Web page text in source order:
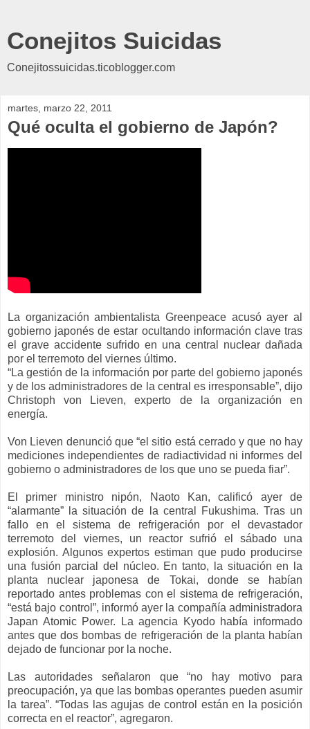
Conejitos Suicidas
Conejitossuicidas.ticoblogger.com
martes, marzo 22, 2011
Qué oculta el gobierno de Japón?
La organización ambientalista Greenpeace acusó ayer al
gobierno japonés de estar ocultando información clave tras
el grave accidente sufrido en una central nuclear dañada
por el terremoto del viernes último.
“La gestión de la información por parte del gobierno japonés
y de los administradores de la central es irresponsable”, dijo
Christoph von Lieven, experto de la organización en
energía.
Von Lieven denunció que “el sitio está cerrado y que no hay
mediciones independientes de radiactividad ni informes del
gobierno o administradores de los que uno se pueda fiar”.
El primer ministro nipón, Naoto Kan, calificó ayer de
“alarmante” la situación de la central Fukushima. Tras un
fallo en el sistema de refrigeración por el devastador
terremoto del viernes, un reactor sufrió el sábado una
explosión. Algunos expertos estiman que pudo producirse
una fusión parcial del núcleo. En tanto, la situación en la
planta nuclear japonesa de Tokai, donde se habían
reportado antes problemas con el sistema de refrigeración,
“está bajo control”, informó ayer la compañía administradora
Japan Atomic Power. La agencia Kyodo había informado
antes que dos bombas de refrigeración de la planta habían
dejado de funcionar por la noche.
Las autoridades señalaron que “no hay motivo para
preocupación, ya que las bombas operantes pueden asumir
la tarea”. “Todas las agujas de control están en la posición
correcta en el reactor”, agregaron.